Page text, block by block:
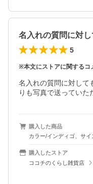
5
※本文にストアに関するコ
名入れの質問に対して
りも写真で送っていた
購入した商品
カラー/インディゴ、サイ
購入したストア
ココチのくらし雑貨店